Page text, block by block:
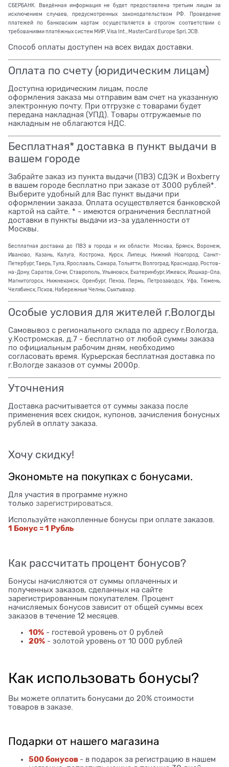
СБЕРБАНК. Введённая информация не будет предоставлена третьим лицам за
исключением случаев, предусмотренных законодательством РФ. Проведение
платежей по банковским картам осуществляется в строгом соответствии с
требованиями платёжных систем МИР, Visa Int., MasterCard Europe Sprl, JCB.
Способ оплаты доступен на всех видах доставки.
Оплата по счету (юридическим лицам)
Доступна юридическим лицам, после
оформления заказа мы отправим вам счет на указанную
электронную почту. При отгрузке с товарами будет
передана накладная (УПД). Товары отгружаемые по
накладным не облагаются НДС.
Бесплатная* доставка в пункт выдачи в
вашем городе
Забрайте заказ из пункта выдачи (ПВЗ) СДЭК и Boxberry
в вашем городе бесплатно при заказе от 3000 рублей*.
Выберите удобный для Вас пункт выдачи при
оформлении заказа. Оплата осуществляется банковской
картой на сайте. * - имеются ограничения бесплатной
доставки в пункты выдачи из-за удаленности от
Москвы.
Бесплатная доставка до ПВЗ в города и их области: Москва, Брянск, Воронеж,
Иваново, Казань, Калуга, Кострома, Курск, Липецк, Нижний Новгород, Санкт-
Петербург, Тверь, Тула, Ярославль, Самара, Тольятти, Волгоград, Краснодар, Ростов-
на-Дону, Саратов, Сочи, Ставрополь, Ульяновск, Екатеринбург, Ижевск, Йошкар-Ола,
Магнитогорск, Нижнекамск, Оренбург, Пенза, Пермь, Петрозаводск, Уфа, Тюмень,
Челябинск, Псков, Набережные Челны, Сыктывкар.
Особые условия для жителей г.Вологды
Самовывоз с регионального склада по адресу г.Вологда,
у.Костромская, д.7 - бесплатно от любой суммы заказа
по официальным рабочим дням, необходимо
согласовать время. Курьерская бесплатная доставка по
г.Вологде заказов от суммы 2000р.
Уточнения
Доставка расчитывается от суммы заказа после
применения всех скидок, купонов, зачисления бонусных
рублей в оплату заказа.
Хочу скидку!
Экономьте на покупках с бонусами.
Для участия в программе нужно
только зарегистрироваться
Используйте накопленные бонусы при оплате заказов.
1 Бонус = 1 Рубль
Как рассчитать процент бонусов?
Бонусы начисляются от суммы оплаченных и
полученных заказов, сделанных на сайте
зарегистрированным покупателем. Процент
начисляемых бонусов зависит от общей суммы всех
заказов в течение 12 месяцев.
10% - гостевой уровень от 0 рублей
20% - золотой уровень от 10 000 рублей
Как использовать бонусы?
Вы можете оплатить бонусами до 20% стоимости
товаров в заказе.
Подарки от нашего магазина
500 бонусов - в подарок за регистрацию в нашем